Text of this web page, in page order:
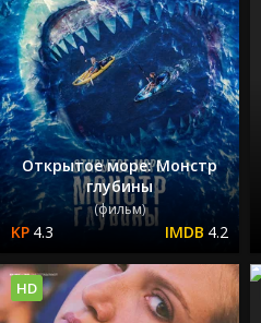
Открытое море: Монстр
глубины
(фильм)
4.3 4.2
HD